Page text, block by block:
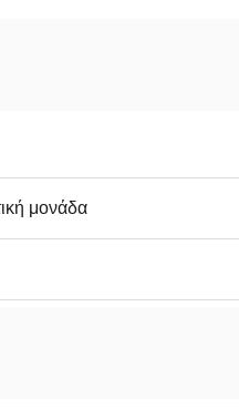
μονάδα